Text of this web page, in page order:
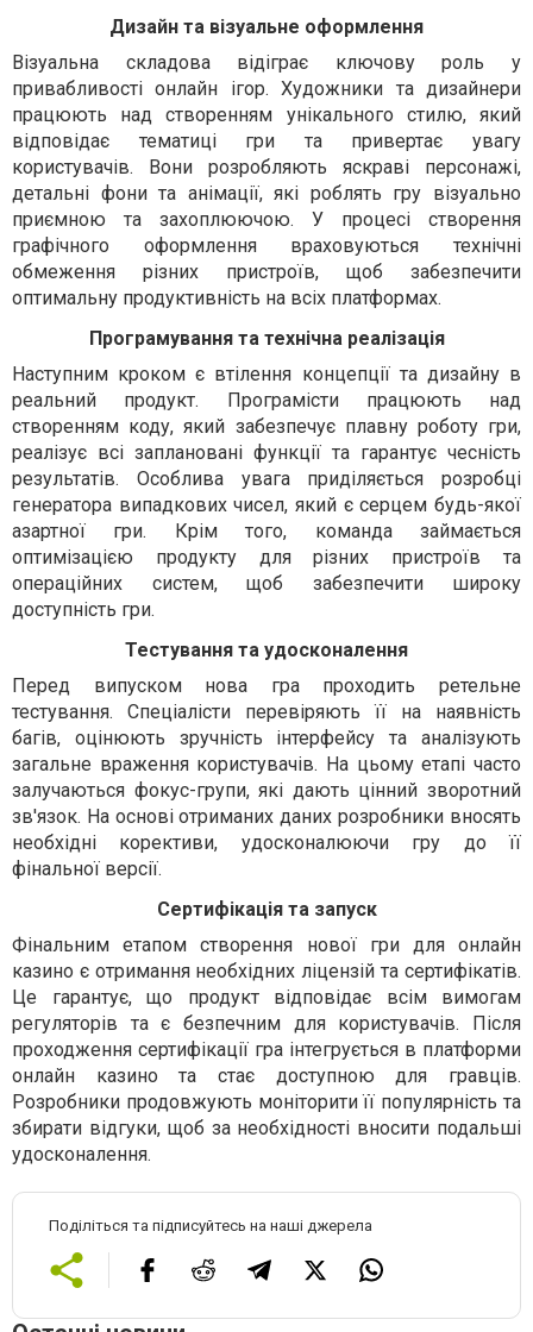
Дизайн та візуальне оформлення
Візуальна складова відіграє ключову роль у
привабливості онлайн ігор. Художники та дизайнери
працюють над створенням унікального стилю, який
відповідає тематиці гри та привертає увагу
користувачів. Вони розробляють яскраві персонажі,
детальні фони та анімації, які роблять гру візуально
приємною та захоплюючою. У процесі створення
графічного оформлення враховуються технічні
обмеження різних пристроїв, щоб забезпечити
оптимальну продуктивність на всіх платформах.
Програмування та технічна реалізація
Наступним кроком є втілення концепції та дизайну в
реальний продукт. Програмісти працюють над
створенням коду, який забезпечує плавну роботу гри,
реалізує всі заплановані функції та гарантує чесність
результатів. Особлива увага приділяється розробці
генератора випадкових чисел, який є серцем будь-якої
азартної гри. Крім того, команда займається
оптимізацією продукту для різних пристроїв та
операційних систем, щоб забезпечити широку
доступність гри.
Тестування та удосконалення
Перед випуском нова гра проходить ретельне
тестування. Спеціалісти перевіряють її на наявність
багів, оцінюють зручність інтерфейсу та аналізують
загальне враження користувачів. На цьому етапі часто
залучаються фокус-групи, які дають цінний зворотний
зв'язок. На основі отриманих даних розробники вносять
необхідні корективи, удосконалюючи гру до її
фінальної версії.
Сертифікація та запуск
Фінальним етапом створення нової гри для онлайн
казино є отримання необхідних ліцензій та сертифікатів.
Це гарантує, що продукт відповідає всім вимогам
регуляторів та є безпечним для користувачів. Після
проходження сертифікації гра інтегрується в платформи
онлайн казино та стає доступною для гравців.
Розробники продовжують моніторити її популярність та
збирати відгуки, щоб за необхідності вносити подальші
удосконалення.
Поділіться та підписуйтесь на наші джерела